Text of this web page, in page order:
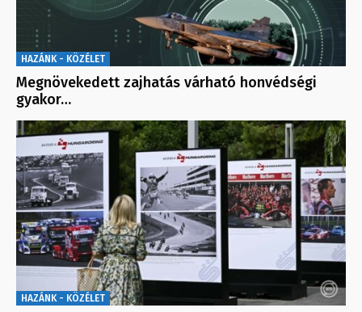
HAZÁNK - KÖZÉLET
Megnövekedett zajhatás várható honvédségi
gyakor…
HAZÁNK - KÖZÉLET